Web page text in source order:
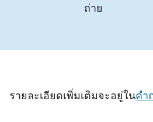
ถ่าย
รายละเอียดเพิ่มเติมจะอยู่ในคํา